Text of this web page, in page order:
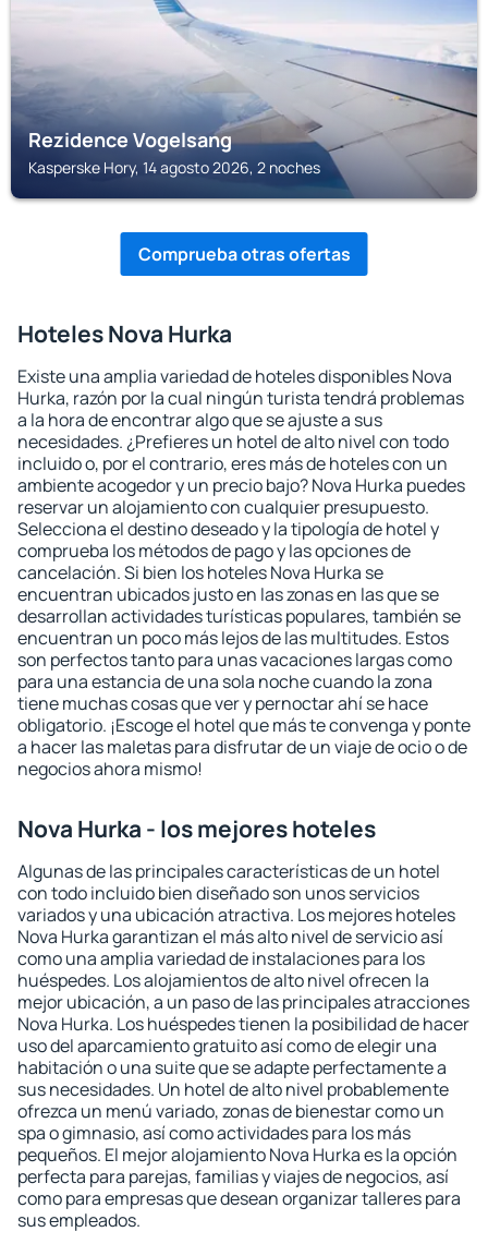
Rezidence Vogelsang
Kasperske Hory, 14 agosto 2026, 2 noches
Comprueba otras ofertas
Hoteles Nova Hurka
Existe una amplia variedad de hoteles disponibles Nova
Hurka, razón por la cual ningún turista tendrá problemas
a la hora de encontrar algo que se ajuste a sus
necesidades. ¿Prefieres un hotel de alto nivel con todo
incluido o, por el contrario, eres más de hoteles con un
ambiente acogedor y un precio bajo? Nova Hurka puedes
reservar un alojamiento con cualquier presupuesto.
Selecciona el destino deseado y la tipología de hotel y
comprueba los métodos de pago y las opciones de
cancelación. Si bien los hoteles Nova Hurka se
encuentran ubicados justo en las zonas en las que se
desarrollan actividades turísticas populares, también se
encuentran un poco más lejos de las multitudes. Estos
son perfectos tanto para unas vacaciones largas como
para una estancia de una sola noche cuando la zona
tiene muchas cosas que ver y pernoctar ahí se hace
obligatorio. ¡Escoge el hotel que más te convenga y ponte
a hacer las maletas para disfrutar de un viaje de ocio o de
negocios ahora mismo!
Nova Hurka - los mejores hoteles
Algunas de las principales características de un hotel
con todo incluido bien diseñado son unos servicios
variados y una ubicación atractiva. Los mejores hoteles
Nova Hurka garantizan el más alto nivel de servicio así
como una amplia variedad de instalaciones para los
huéspedes. Los alojamientos de alto nivel ofrecen la
mejor ubicación, a un paso de las principales atracciones
Nova Hurka. Los huéspedes tienen la posibilidad de hacer
uso del aparcamiento gratuito así como de elegir una
habitación o una suite que se adapte perfectamente a
sus necesidades. Un hotel de alto nivel probablemente
ofrezca un menú variado, zonas de bienestar como un
spa o gimnasio, así como actividades para los más
pequeños. El mejor alojamiento Nova Hurka es la opción
perfecta para parejas, familias y viajes de negocios, así
como para empresas que desean organizar talleres para
sus empleados.